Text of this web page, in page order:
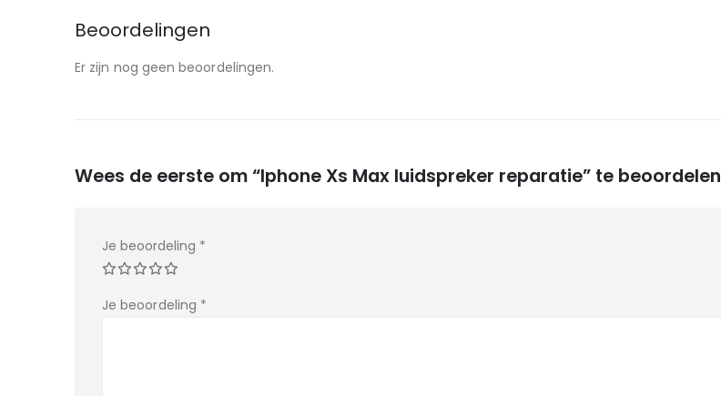
Beoordelingen
Er zijn nog geen beoordelingen.
Wees de eerste om “Iphone Xs Max luidspreker reparatie” te beoordelen
Je beoordeling *
Je beoordeling *